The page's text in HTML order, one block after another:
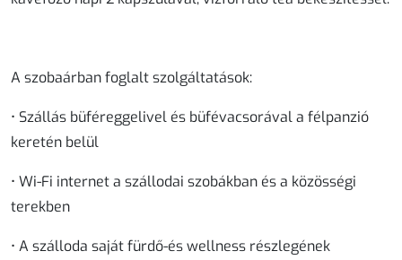
A szobaárban foglalt szolgáltatások:
• Szállás büféreggelivel és büfévacsorával a félpanzió
keretén belül
• Wi-Fi internet a szállodai szobákban és a közösségi
terekben
• A szálloda saját fürdő-és wellness részlegének